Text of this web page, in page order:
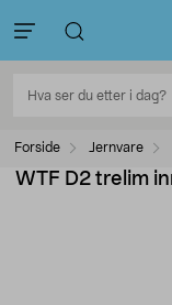
Forside Jernvare
WTF D2 trelim